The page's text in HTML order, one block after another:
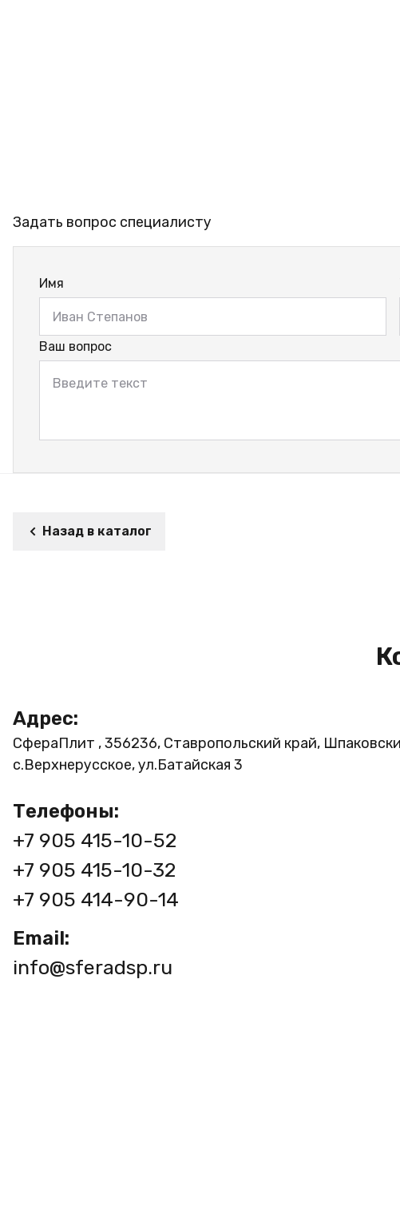
Задать вопрос специалисту
Имя
Ваш вопрос
Назад в каталог
Адрес:
СфераПлит , 356236, Ставропольский край,
с.Верхнерусское, ул.Батайская 3
Телефоны:
+7 905 415-10-52
+7 905 415-10-32
+7 905 414-90-14
Email:
info@sferadsp.ru